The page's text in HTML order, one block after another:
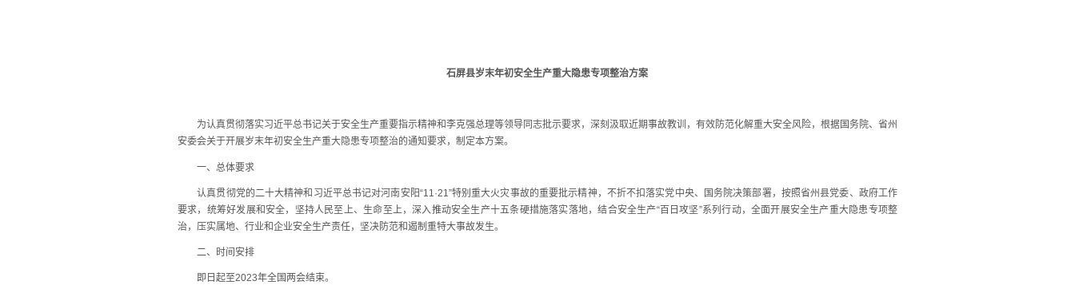
石屏县岁末年初安全生产重大隐患专项整治方案
为认真贯彻落实习近平总书记关于安全生产重要指示精神和李克强总理等领导同志批示要求，深刻汲取近期事故教训，有效防范化解重大安全风险，根据国务院、省州
安委会关于开展岁末年初安全生产重大隐患专项整治的通知要求，制定本方案。
一、总体要求
认真贯彻党的二十大精神和习近平总书记对河南安阳“11·21”特别重大火灾事故的重要批示精神，不折不扣落实党中央、国务院决策部署，按照省州县党委、政府工作
要求，统筹好发展和安全，坚持人民至上、生命至上，深入推动安全生产十五条硬措施落实落地，结合安全生产“百日攻坚”系列行动，全面开展安全生产重大隐患专项整
治，压实属地、行业和企业安全生产责任，坚决防范和遏制重特大事故发生。
二、时间安排
即日起至2023年全国两会结束。